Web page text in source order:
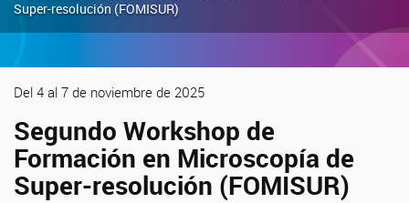
Super-resolución (FOMISUR)
Del 4 al 7 de noviembre de 2025
Segundo Workshop de
Formación en Microscopía de
Super-resolución (FOMISUR)